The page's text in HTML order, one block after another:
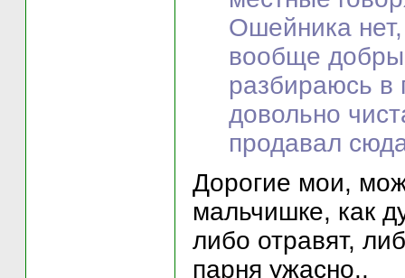
Ошейника
вообще
разбираюсь в
довольно
продавал
Дорогие мои,
мальчишке, как
либо отравят,
парня ужасно..